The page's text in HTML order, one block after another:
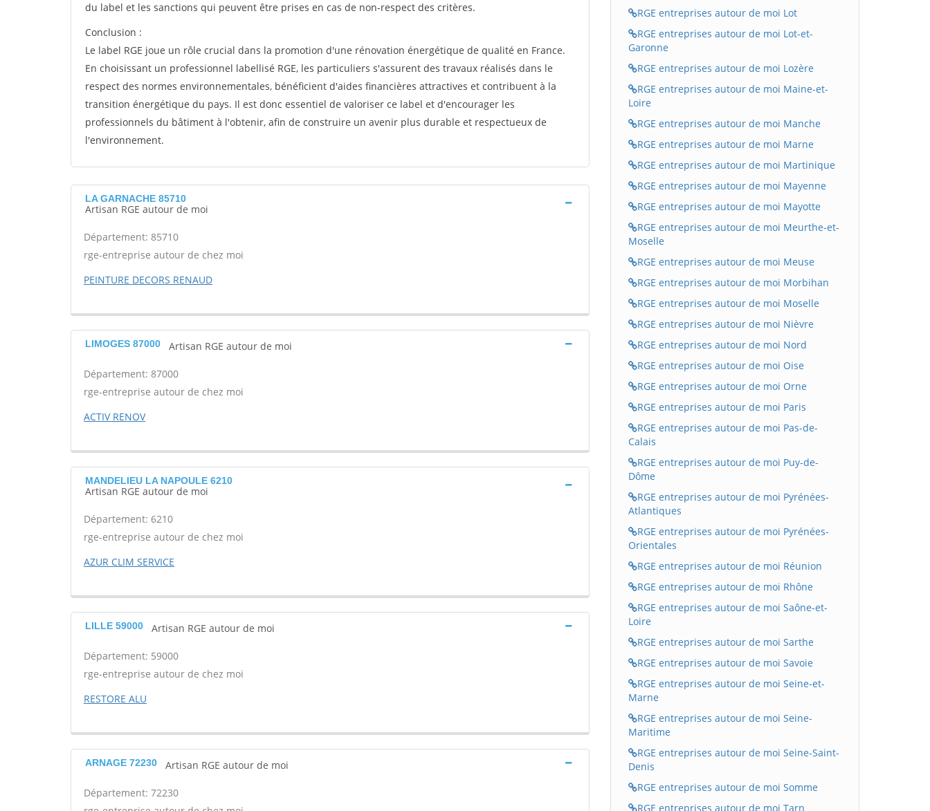
du label et les sanctions qui peuvent être prises en cas de non-respect des critères.
Conclusion :
Le label RGE joue un rôle crucial dans la promotion d'une rénovation énergétique de qualité en France.
En choisissant un professionnel labellisé RGE, les particuliers s'assurent des travaux réalisés dans le
respect des normes environnementales, bénéficient d'aides financières attractives et contribuent à la
transition énergétique du pays. Il est donc essentiel de valoriser ce label et d'encourager les
professionnels du bâtiment à l'obtenir, afin de construire un avenir plus durable et respectueux de
l'environnement.
LA GARNACHE 85710
Artisan RGE autour de moi
Département: 85710
rge-entreprise autour de chez moi
PEINTURE DECORS RENAUD
LIMOGES 87000 Artisan RGE autour de moi
Département: 87000
rge-entreprise autour de chez moi
ACTIV RENOV
MANDELIEU LA NAPOULE 6210
Artisan RGE autour de moi
Département: 6210
rge-entreprise autour de chez moi
AZUR CLIM SERVICE
LILLE 59000 Artisan RGE autour de moi
Département: 59000
rge-entreprise autour de chez moi
RESTORE ALU
ARNAGE 72230 Artisan RGE autour de moi
Département: 72230
RGE entreprises autour de moi Lot
RGE entreprises autour de moi Lot-et-
Garonne
RGE entreprises autour de moi Lozère
RGE entreprises autour de moi Maine-et-
Loire
RGE entreprises autour de moi Manche
RGE entreprises autour de moi Marne
RGE entreprises autour de moi Martinique
RGE entreprises autour de moi Mayenne
RGE entreprises autour de moi Mayotte
RGE entreprises autour de moi Meurthe-et-
Moselle
RGE entreprises autour de moi Meuse
RGE entreprises autour de moi Morbihan
RGE entreprises autour de moi Moselle
RGE entreprises autour de moi Nièvre
RGE entreprises autour de moi Nord
RGE entreprises autour de moi Oise
RGE entreprises autour de moi Orne
RGE entreprises autour de moi Paris
RGE entreprises autour de moi Pas-de-
Calais
RGE entreprises autour de moi Puy-de-
Dôme
RGE entreprises autour de moi Pyrénées-
Atlantiques
RGE entreprises autour de moi Pyrénées-
Orientales
RGE entreprises autour de moi Réunion
RGE entreprises autour de moi Rhône
RGE entreprises autour de moi Saône-et-
Loire
RGE entreprises autour de moi Sarthe
RGE entreprises autour de moi Savoie
RGE entreprises autour de moi Seine-et-
Marne
RGE entreprises autour de moi Seine-
Maritime
RGE entreprises autour de moi Seine-Saint-
Denis
RGE entreprises autour de moi Somme
RGE entreprises autour de moi Tarn